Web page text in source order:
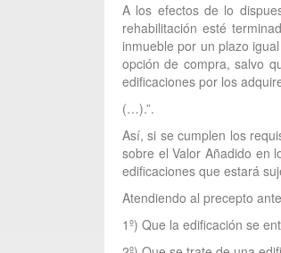
A los efectos de lo
rehabilitación esté
inmueble por un plazo
opción de compra, salvo
edificaciones por los
(…).”.
Así, si se cumplen los
sobre el Valor Añadido en
edificaciones que estará
Atendiendo al precepto
1º) Que la edificación se